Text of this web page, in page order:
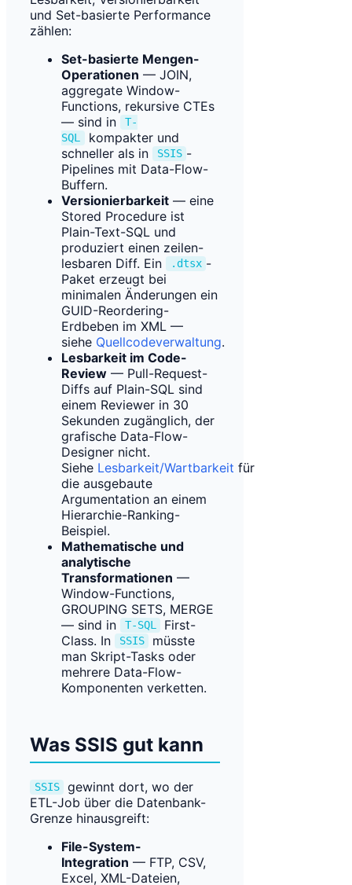
und Set-basierte Performance
zählen:
Set-basierte Mengen-
Operationen — JOIN,
aggregate Window-
Functions, rekursive CTEs
— sind in
T-
SQL
kompakter und
schneller als in
SSIS -
Pipelines mit Data-Flow-
Buffern.
Versionierbarkeit — eine
Stored Procedure ist
Plain-Text-SQL und
produziert einen zeilen-
lesbaren Diff. Ein
.dtsx -
Paket erzeugt bei
minimalen Änderungen ein
GUID-Reordering-
Erdbeben im XML —
siehe Quellcodeverwaltung.
Lesbarkeit im Code-
Review — Pull-Request-
Diffs auf Plain-SQL sind
einem Reviewer in 30
Sekunden zugänglich, der
grafische Data-Flow-
Designer nicht.
Siehe Lesbarkeit/Wartbarkeit für
die ausgebaute
Argumentation an einem
Hierarchie-Ranking-
Beispiel.
Mathematische und
analytische
Transformationen —
Window-Functions,
GROUPING SETS, MERGE
— sind in
T-SQL
First-
Class. In
SSIS
müsste
man Skript-Tasks oder
mehrere Data-Flow-
Komponenten verketten.
Was SSIS gut kann
SSIS
gewinnt dort, wo der
ETL-Job über die Datenbank-
Grenze hinausgreift:
File-System-
Integration — FTP, CSV,
Excel, XML-Dateien,